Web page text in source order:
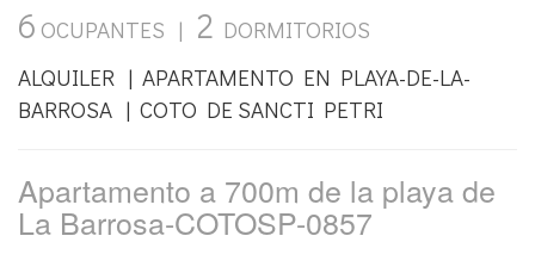
6 OCUPANTES | 2 DORMITORIOS
ALQUILER | APARTAMENTO EN PLAYA-DE-LA-
BARROSA | COTO DE SANCTI PETRI
Apartamento a 700m de la playa de
La Barrosa-COTOSP-0857